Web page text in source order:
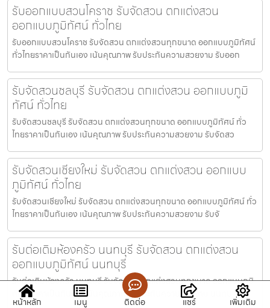
รับออกแบบสวนโคราช รับจัดสวน ตกแต่งสวน
ออกแบบภูมิทัศน์ ทั่วไทย
รับออกแบบสวนโคราช รับจัดสวน ตกแต่งสวนทุกขนาด ออกแบบภูมิทัศน์
ทั่วไทยราคาเป็นกันเอง เน้นคุณภาพ รับประกันความสวยงาม รับออก
รับจัดสวนชลบุรี รับจัดสวน ตกแต่งสวน ออกแบบภูมิ
ทัศน์ ทั่วไทย
รับจัดสวนชลบุรี รับจัดสวน ตกแต่งสวนทุกขนาด ออกแบบภูมิทัศน์ ทั่ว
ไทยราคาเป็นกันเอง เน้นคุณภาพ รับประกันความสวยงาม รับจัดสว
รับจัดสวนเชียงใหม่ รับจัดสวน ตกแต่งสวน ออกแบบ
ภูมิทัศน์ ทั่วไทย
รับจัดสวนเชียงใหม่ รับจัดสวน ตกแต่งสวนทุกขนาด ออกแบบภูมิทัศน์ ทั่ว
ไทยราคาเป็นกันเอง เน้นคุณภาพ รับประกันความสวยงาม รับจั
รับต่อเติมห้องครัว นนทบุรี รับจัดสวน ตกแต่งสวน
ออกแบบภูมิทัศน์ นนทบุรี
รับต่อเติมห้องครัว นนทบุรี รับจัดสวน ตกแต่งสวนทุกขนาด ออกแบบภูมิ
ทัศน์ ราคาเป็นกันเอง เน้นคุณภาพ รับประกันความสวยงาม นนทบ
หน้าหลัก เมนู ติดต่อ แชร์ เพิ่มเติม